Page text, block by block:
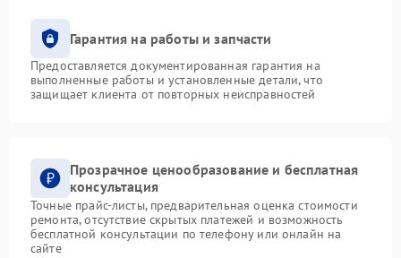
Гарантия на работы и запчасти
Предоставляется документированная гарантия на
выполненные работы и установленные детали, что
защищает клиента от повторных неисправностей
Прозрачное ценообразование и бесплатная
консультация
Точные прайс-листы, предварительная оценка стоимости
ремонта, отсутствие скрытых платежей и возможность
бесплатной консультации по телефону или онлайн на
сайте